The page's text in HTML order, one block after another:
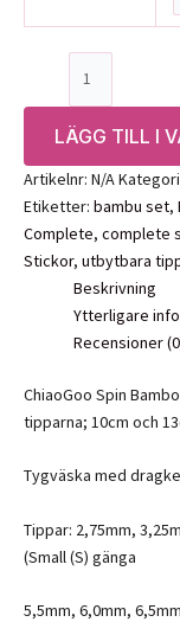
Complete
Set
mängd
LÄGG TILL I
Artikelnr: N/A
Etiketter: bambu set,
Complete, complete
Stickor, utbytbara
Beskrivning
Ytterligare
Recensioner
ChiaoGoo Spin
tipparna; 10cm och
Tygväska med
Tippar: 2,75mm,
(Small (S) gänga
5,5mm, 6,0mm,